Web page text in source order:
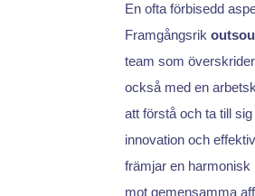
En ofta förbisedd
Framgångsrik
team som
också med en
att förstå och ta till
innovation och
främjar en harmonisk
mot gemensamma